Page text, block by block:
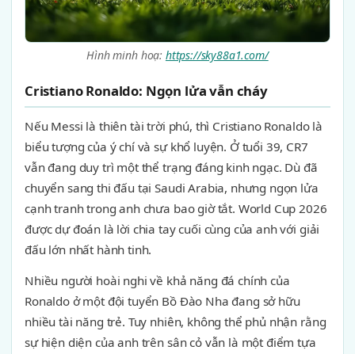
Hình minh hoạ: https://sky88a1.com/
Cristiano Ronaldo: Ngọn lửa vẫn cháy
Nếu Messi là thiên tài trời phú, thì Cristiano Ronaldo là
biểu tượng của ý chí và sự khổ luyện. Ở tuổi 39, CR7
vẫn đang duy trì một thể trạng đáng kinh ngạc. Dù đã
chuyển sang thi đấu tại Saudi Arabia, nhưng ngọn lửa
cạnh tranh trong anh chưa bao giờ tắt. World Cup 2026
được dự đoán là lời chia tay cuối cùng của anh với giải
đấu lớn nhất hành tinh.
Nhiều người hoài nghi về khả năng đá chính của
Ronaldo ở một đội tuyển Bồ Đào Nha đang sở hữu
nhiều tài năng trẻ. Tuy nhiên, không thể phủ nhận rằng
sự hiện diện của anh trên sân cỏ vẫn là một điểm tựa